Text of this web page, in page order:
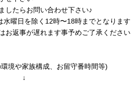
したらお問い合わせ下さい♪
曜日を除く12時〜18時までとなります
お返事が遅れます事予めご了承ください
境や家族構成、お留守番時間等)